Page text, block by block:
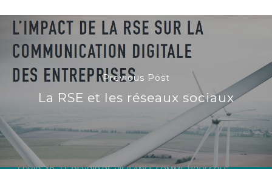
Previous Post
La RSE et les réseaux sociaux